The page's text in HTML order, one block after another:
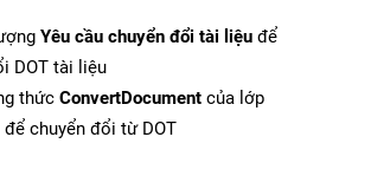
Yêu cầu chuyển đổi tài liệu để
DOT tài liệu
thức ConvertDocument của lớp
chuyển đổi từ DOT